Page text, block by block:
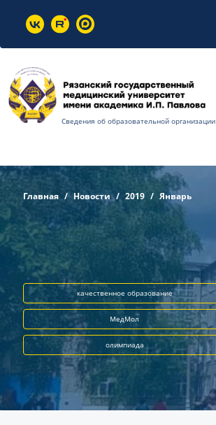
Сведения об образовательной организации
Главная Новости 2019 Январь
качественное образование
МедМол
олимпиада